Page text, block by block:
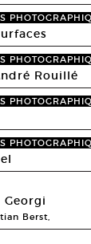
Rouillé
Georgi
Berst,